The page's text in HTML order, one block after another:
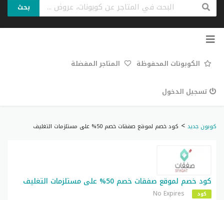
بحث
تخطي
الكوبونات المحفوظة المتاجر المفضلة
تسجيل الدخول
كوبون جديد > كود خصم لموقع صفقات خصم 50% على مستلزمات التغليف
كود خصم لموقع صفقات خصم 50% على مستلزمات التغليف
كود No Expires